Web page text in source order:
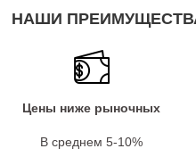
НАШИ
Цены ниже рыночных
В среднем 5-10%